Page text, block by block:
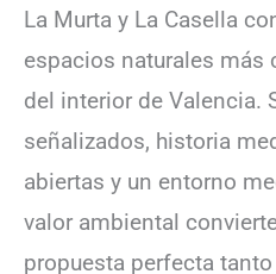
La Murta y La Casella
espacios naturales
del interior de Valencia.
señalizados, historia
abiertas y un entorno
valor ambiental
propuesta perfecta